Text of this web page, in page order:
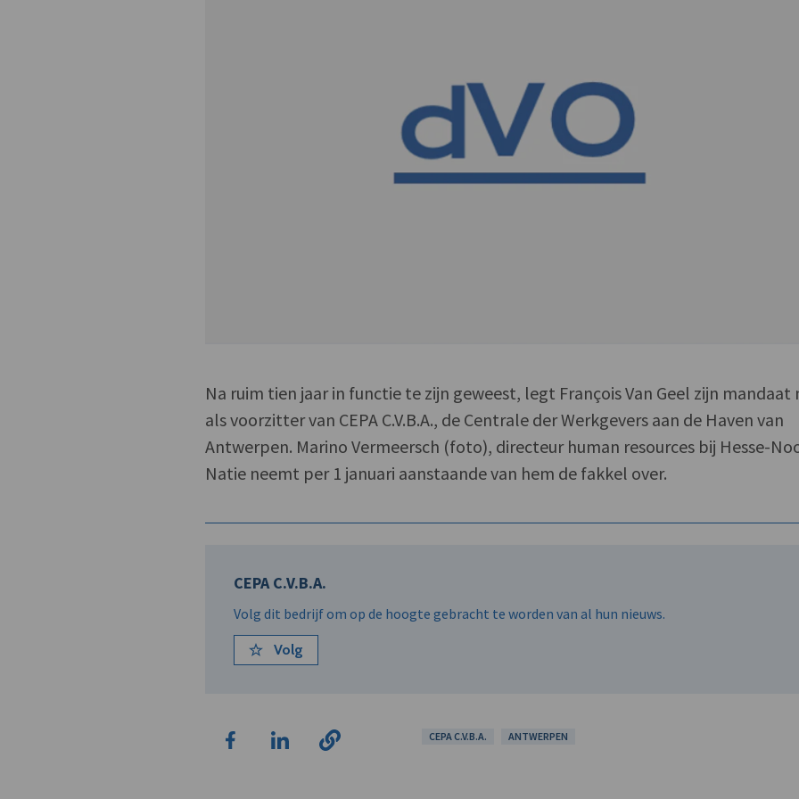
Na ruim tien jaar in functie te zijn geweest, legt François Van Geel zijn mandaat
als voorzitter van CEPA C.V.B.A., de Centrale der Werkgevers aan de Haven van
Antwerpen. Marino Vermeersch (foto), directeur human resources bij Hesse-
Natie neemt per 1 januari aanstaande van hem de fakkel over.
CEPA C.V.B.A.
Volg dit bedrijf om op de hoogte gebracht te worden van al hun nieuws.
Volg
CEPA C.V.B.A. ANTWERPEN